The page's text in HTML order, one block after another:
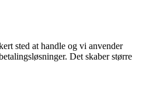
sted at handle og vi anvender
Det skaber større